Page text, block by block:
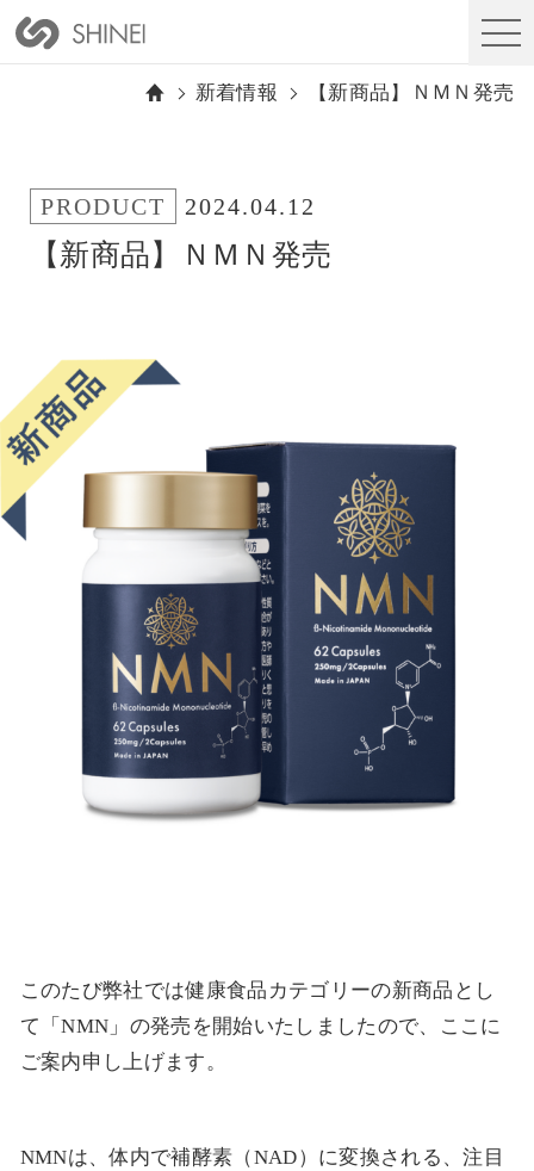
新着情報 【新商品】ＮＭＮ発売
PRODUCT 2024.04.12
【新商品】ＮＭＮ発売
このたび弊社では健康食品カテゴリーの新商品とし
て「NMN」の発売を開始いたしましたので、ここに
ご案内申し上げます。
NMNは、体内で補酵素（NAD）に変換される、注目